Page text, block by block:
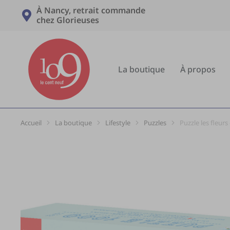
À Nancy, retrait commande
chez Glorieuses
La boutique À propos
Vous êtes ici :
Accueil La boutique Lifestyle Puzzles Puzzle les